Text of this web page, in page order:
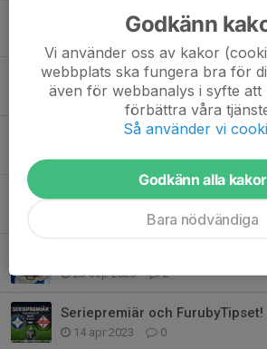
Vi spelar kvar i Division 5
Vinst i första kvalmatchen!
15 okt 2023 0
Häng med oss till Västervik!
13 okt 2023 0
Dags för kval!
0
23 sep 2023 2
Seriepremiär och FurubyTipset!
14 apr 2023 0
Godkänn
Vi använder oss av kakor
webbplats ska fungera bra för
även för webbanalys i syfte att
förbättra våra
Så använder vi
Godkänn alla kakor
Bara nödvändiga